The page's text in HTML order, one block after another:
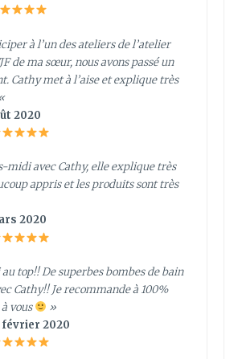
à l’un des ateliers de l’atelier
de ma sœur, nous avons passé un
Cathy met à l’aise et explique très
2020
midi avec Cathy, elle explique très
appris et les produits sont très
2020
top!! De superbes bombes de bain
Cathy!! Je recommande à 100%
vous
»
février 2020